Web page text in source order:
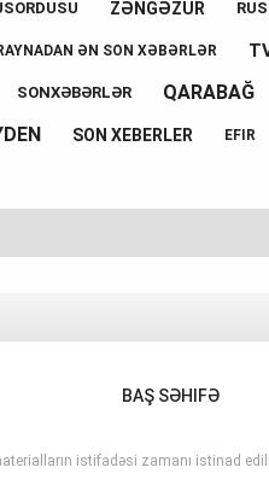
ZƏNGƏZUR
ƏN SON XƏBƏRLƏR
SONXƏBƏRLƏR QARABAĞ
SON XEBERLER EFIR
BAŞ SƏHIFƏ
istifadəsi zamanı istinad